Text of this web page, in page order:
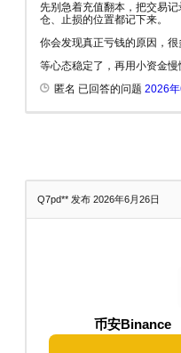
先别急着充值翻本，把交易
仓、止损的位置都记下来。
你会发现真正亏钱的原因，很
等心态稳定了，再用小资金慢
匿名 已回答的问题 2026
Q7pd** 发布 2026年6月26日
币安Binance